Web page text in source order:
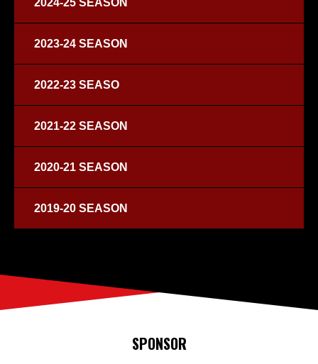
2024-25 SEASON
2023-24 SEASON
2022-23 SEASO
2021-22 SEASON
2020-21 SEASON
2019-20 SEASON
SPONSOR